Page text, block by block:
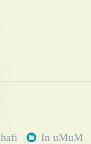
hafi In uMuM